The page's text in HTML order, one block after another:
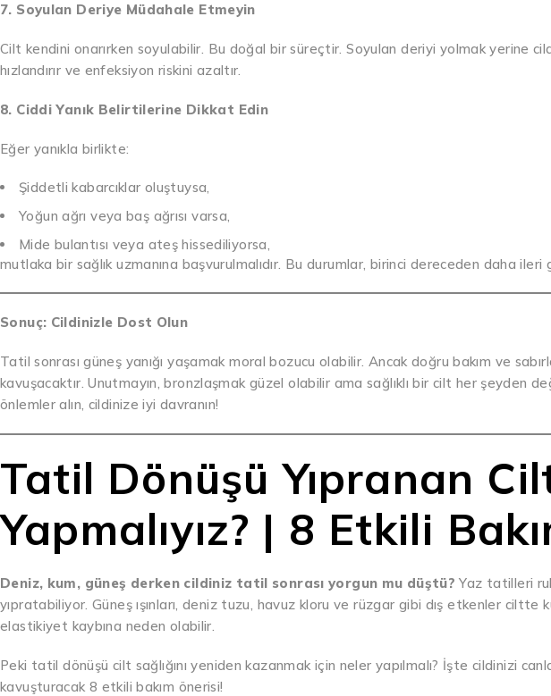
7. Soyulan Deriye Müdahale Etmeyin
Cilt kendini onarırken soyulabilir. Bu doğal bir süreçtir. Soyulan deriyi yolmak yerine
hızlandırır ve enfeksiyon riskini azaltır.
8. Ciddi Yanık Belirtilerine Dikkat Edin
Eğer yanıkla birlikte:
Şiddetli kabarcıklar oluştuysa,
Yoğun ağrı veya baş ağrısı varsa,
Mide bulantısı veya ateş hissediliyorsa,
mutlaka bir sağlık uzmanına başvurulmalıdır. Bu durumlar, birinci dereceden daha ileri
Sonuç: Cildinizle Dost Olun
Tatil sonrası güneş yanığı yaşamak moral bozucu olabilir. Ancak doğru bakım ve
kavuşacaktır. Unutmayın, bronzlaşmak güzel olabilir ama sağlıklı bir cilt her şeyden
önlemler alın, cildinize iyi davranın!
Tatil Dönüşü Yıpranan
Yapmalıyız? | 8 Etkili
Deniz, kum, güneş derken cildiniz tatil sonrası yorgun mu düştü? Yaz tatilleri
yıpratabiliyor. Güneş ışınları, deniz tuzu, havuz kloru ve rüzgar gibi dış etkenler ciltte
elastikiyet kaybına neden olabilir.
Peki tatil dönüşü cilt sağlığını yeniden kazanmak için neler yapılmalı? İşte cildinizi
kavuşturacak 8 etkili bakım önerisi!